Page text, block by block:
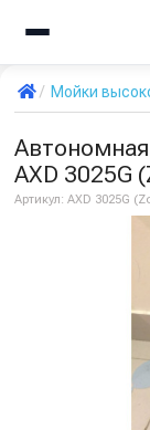
Мойки
AXD 3025G
Артикул: AXD 3025G